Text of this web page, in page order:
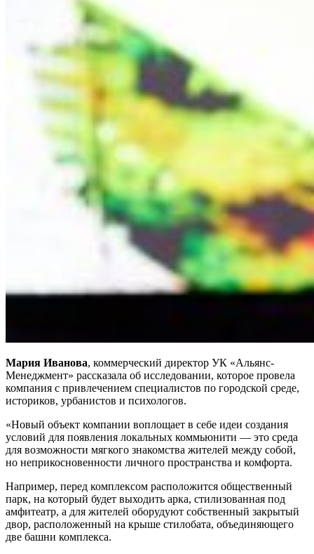
Мария Иванова, коммерческий директор УК «Альянс-
Менеджмент» рассказала об исследовании, которое провела
компания с привлечением специалистов по городской среде,
историков, урбанистов и психологов.
«Новый объект компании воплощает в себе идеи создания
условий для появления локальных коммьюнити — это среда
для возможности мягкого знакомства жителей между собой,
но неприкосновенности личного пространства и комфорта.
Например, перед комплексом расположится общественный
парк, на который будет выходить арка, стилизованная под
амфитеатр, а для жителей оборудуют собственный закрытый
двор, расположенный на крыше стилобата, объединяющего
две башни комплекса.